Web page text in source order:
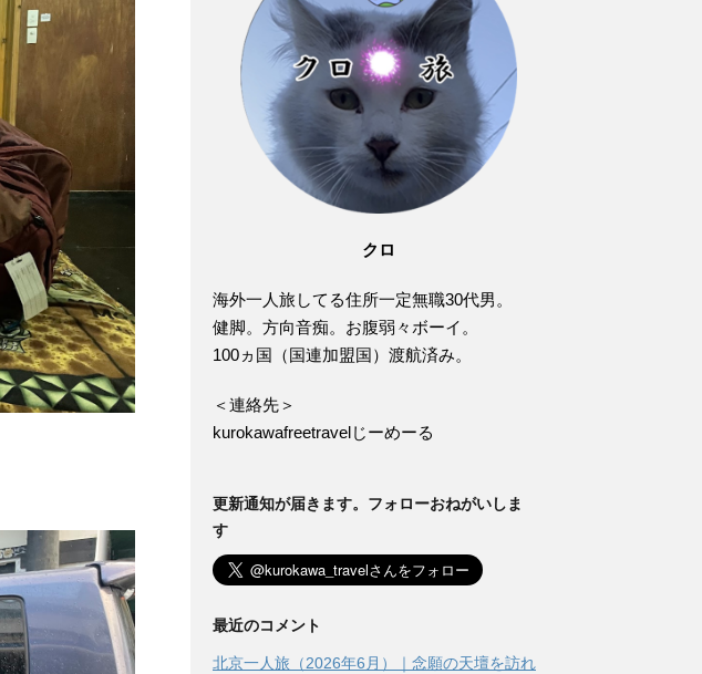
クロ
海外一人旅してる住所一定無職30代男。
健脚。方向音痴。お腹弱々ボーイ。
100ヵ国（国連加盟国）渡航済み。
＜連絡先＞
kurokawafreetravelじーめーる
更新通知が届きます。フォローおねがいしま
す
最近のコメント
北京一人旅（2026年6月）｜念願の天壇を訪れ